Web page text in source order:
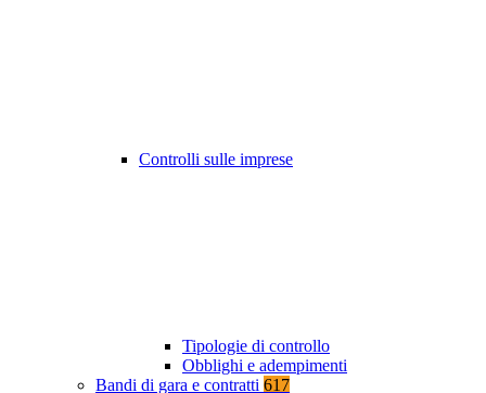
Controlli sulle imprese
Tipologie di controllo
Obblighi e adempimenti
Bandi di gara e contratti 617